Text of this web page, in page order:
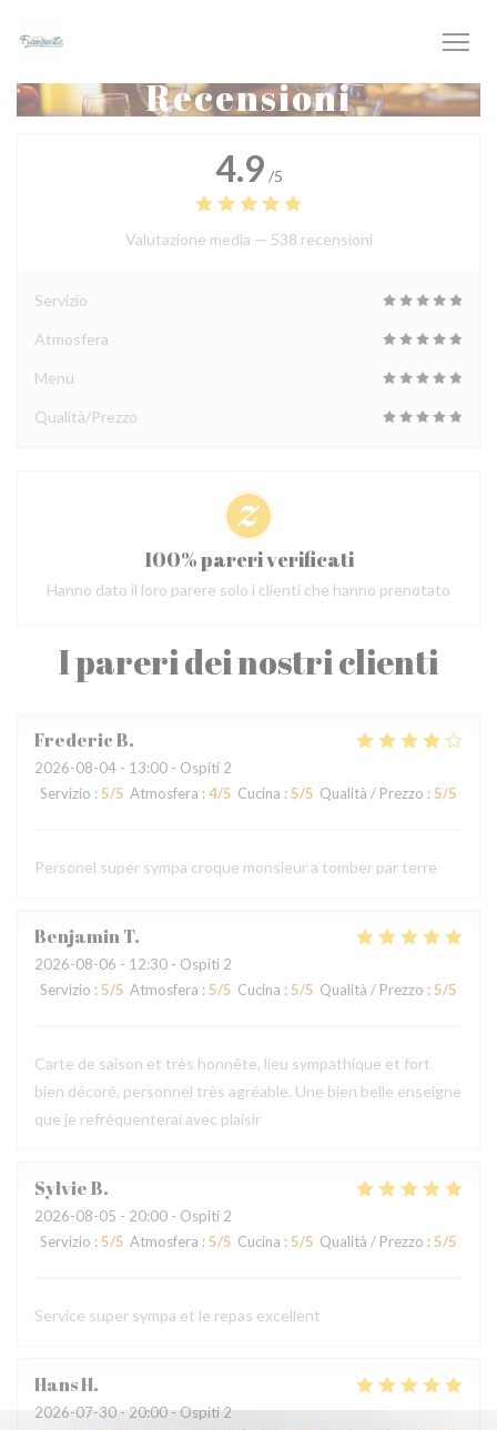
Recensioni
I pareri dei nostri clienti
FredericB
2026-08-04 - 13:00 - Ospiti 2
Servizio : 5/5 Atmosfera : 4/5 Cucina : 5/5 Qualità / Prezzo : 5/5
Personel super sympa croque monsieur a tomber par terre
BenjaminT
2026-08-06 - 12:30 - Ospiti 2
Servizio : 5/5 Atmosfera : 5/5 Cucina : 5/5 Qualità / Prezzo : 5/5
Carte de saison et très honnête, lieu sympathique et fort
bien décoré, personnel très agréable. Une bien belle enseigne
que je refréquenterai avec plaisir
SylvieB
2026-08-05 - 20:00 - Ospiti 2
Servizio : 5/5 Atmosfera : 5/5 Cucina : 5/5 Qualità / Prezzo : 5/5
Service super sympa et le repas excellent
HansH
2026-07-30 - 20:00 - Ospiti 2
4.9 /5
Valutazione media — 538 recensioni
Servizio
Atmosfera
Menu
Qualità/Prezzo
100% pareri verificati
Hanno dato il loro parere solo i clienti che hanno prenotato